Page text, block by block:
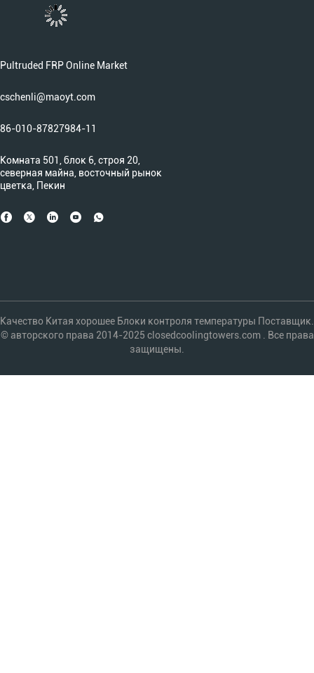
Pultruded FRP Online Market
cschenli@maoyt.com
86-010-87827984-11
Комната 501, блок 6, строя 20,
северная майна, восточный рынок
цветка, Пекин
Качество Китая хорошее Блоки контроля температуры Поставщик.
© авторского права 2014-2025 closedcoolingtowers.com . Все права
защищены.